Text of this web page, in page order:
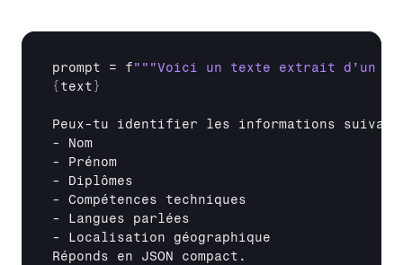
prompt = f""
{ text }
Peux-tu identifier les informations
- Nom
- Prénom
- Diplômes
- Compétences techniques
- Langues parlées
- Localisation géographique
Réponds en JSON compact .